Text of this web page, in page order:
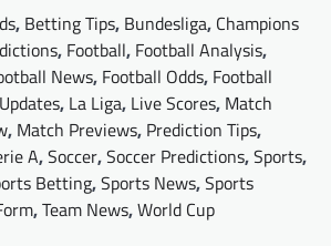
, Betting Tips, Bundesliga, Champions
, Football, Football Analysis,
News, Football Odds, Football
, La Liga, Live Scores, Match
, Match Previews, Prediction Tips,
A,Soccer,Soccer Predictions,Sports,
Betting,Sports News,Sports
,Team News,World Cup